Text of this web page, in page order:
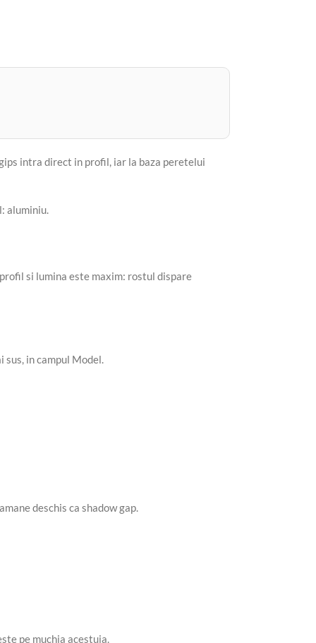
intra direct in profil, iar la baza peretelui
aluminiu.
si lumina este maxim: rostul dispare
sus, in campul Model.
deschis ca shadow gap.
pe muchia acestuia.